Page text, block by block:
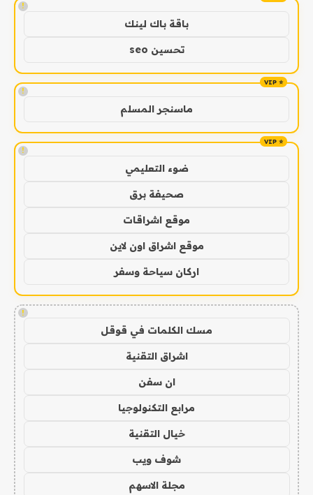
!
باقة باك لينك
تحسين seo
!
ماسنجر المسلم
!
ضوء التعليمي
صحيفة برق
موقع اشراقات
موقع اشراق اون لاين
اركان سياحة وسفر
!
مسك الكلمات في قوقل
اشراق التقنية
ان سفن
مرابع التكنولوجيا
خيال التقنية
شوف ويب
مجلة الاسهم